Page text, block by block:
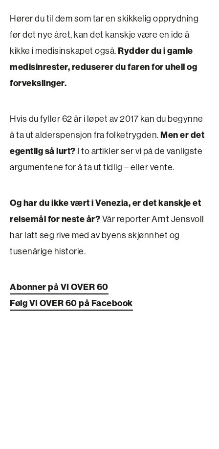
Hører du til dem som tar en skikkelig opprydning
før det nye året, kan det kanskje være en ide å
kikke i medisinskapet også.Rydder du i gamle
medisinrester, reduserer du faren for uhell og
forvekslinger.
Hvis du fyller 62 år i løpet av 2017 kan du begynne
å ta ut alderspensjon fra folketrygden.Men er det
egentlig så lurt? I to artikler ser vi på de vanligste
argumentene for å ta ut tidlig – eller vente.
Og har du ikke vært i Venezia, er det kanskje et
reisemål for neste år?Vår reporter Arnt Jensvoll
har latt seg rive med av byens skjønnhet og
tusenårige historie.
Abonner på VI OVER 60
Følg VI OVER 60 på Facebook